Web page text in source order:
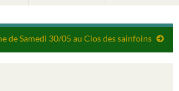
de Samedi 30/05 au Clos des sainfoins